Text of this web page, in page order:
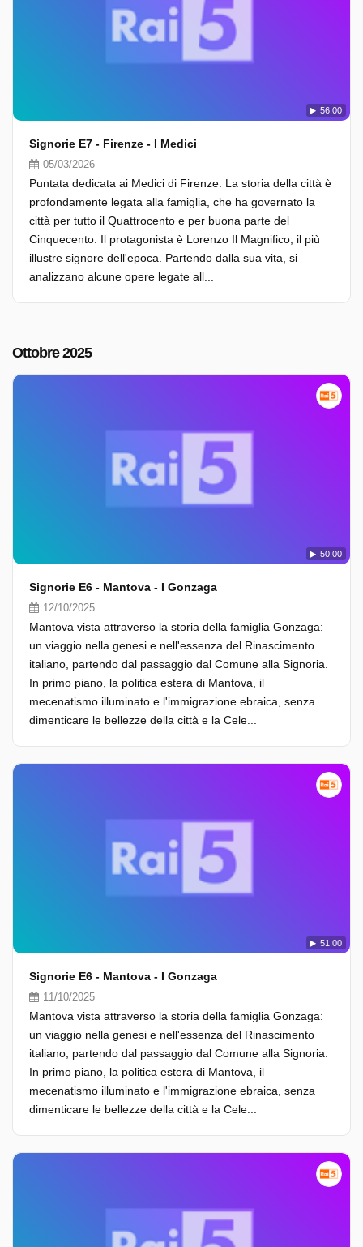
56:00
Signorie E7 - Firenze - I Medici
05/03/2026
Puntata dedicata ai Medici di Firenze. La storia della città è
profondamente legata alla famiglia, che ha governato la
città per tutto il Quattrocento e per buona parte del
Cinquecento. Il protagonista è Lorenzo Il Magnifico, il più
illustre signore dell'epoca. Partendo dalla sua vita, si
analizzano alcune opere legate all...
Ottobre 2025
50:00
Signorie E6 - Mantova - I Gonzaga
12/10/2025
Mantova vista attraverso la storia della famiglia Gonzaga:
un viaggio nella genesi e nell'essenza del Rinascimento
italiano, partendo dal passaggio dal Comune alla Signoria.
In primo piano, la politica estera di Mantova, il
mecenatismo illuminato e l'immigrazione ebraica, senza
dimenticare le bellezze della città e la Cele...
51:00
Signorie E6 - Mantova - I Gonzaga
11/10/2025
Mantova vista attraverso la storia della famiglia Gonzaga:
un viaggio nella genesi e nell'essenza del Rinascimento
italiano, partendo dal passaggio dal Comune alla Signoria.
In primo piano, la politica estera di Mantova, il
mecenatismo illuminato e l'immigrazione ebraica, senza
dimenticare le bellezze della città e la Cele...